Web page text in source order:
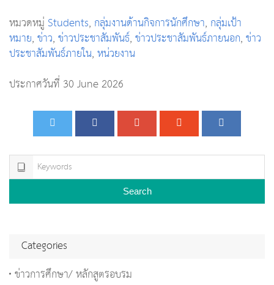
หมวดหมู่Students, กลุ่มงานด้านกิจการนักศึกษา, กลุ่มเป้า
หมาย,ข่าว,ข่าวประชาสัมพันธ์,ข่าวประชาสัมพันธ์ภายนอก,ข่าว
ประชาสัมพันธ์ภายใน,หน่วยงาน
ประกาศวันที่ 30 June 2026
Search
Categories
ข่าวการศึกษา/ หลักสูตรอบรม